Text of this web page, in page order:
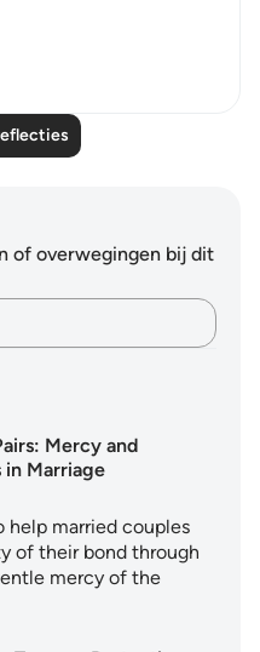
of overwegingen bij dit
Mercy and
in Marriage
help married couples
of their bond through
mercy of the